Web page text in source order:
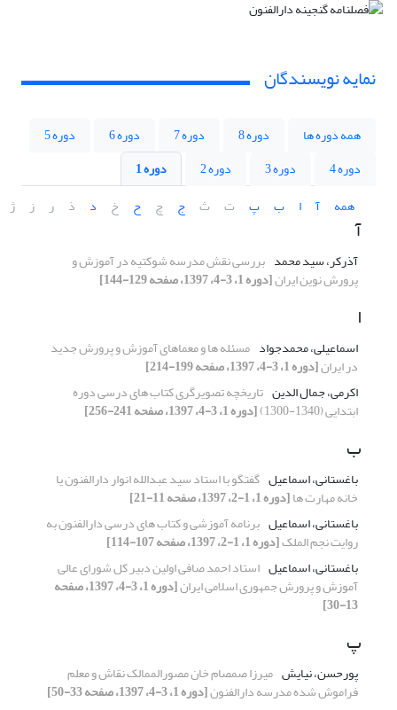
نمایه نویسندگان
همه دوره ها دوره 8 دوره 7 دوره 6
دوره 5
دوره 4
دوره 3 دوره 2
دوره 1
همه
آ ا ب پ ت ث ج چ ح خ د ذ ر ز ژ
آ
آذرکر، سید محمد بررسی نقش مدرسه شوکتیه در آموزش و
پرورش نوین ایران[دوره 1، 3-4، 1397، صفحه 129-144]
ا
اسماعیلی، محمدجواد مسئله ها و معماهای آموزش و پرورش جدید
در ایران[دوره 1، 3-4، 1397، صفحه 199-214]
اکرمی، جمال الدین تاریخچه تصویرگری کتاب های درسی دوره
ابتدایی (1340-1300) [دوره 1، 3-4، 1397، صفحه 241-256]
ب
باغستانی، اسماعیل گفتگو با استاد سید عبدالله انوار دارالفنون یا
خانه مهارت ها[دوره 1، 1-2، 1397، صفحه 11-21]
باغستانی، اسماعیل برنامه آموزشی و کتاب های درسی دارالفنون به
روایت نجم الملک[دوره 1، 1-2، 1397، صفحه 107-114]
باغستانی، اسماعیل استاد احمد صافی اولین دبیر کل شورای عالی
آموزش و پرورش جمهوری اسلامی ایران [دوره 1، 3-4، 1397، صفحه
13-30]
پ
پورحسن، نیایش میرزا صمصام خان مصورالممالک نقاش و معلم
فراموش شده مدرسه دارالفنون[دوره 1، 3-4، 1397، صفحه 33-50]